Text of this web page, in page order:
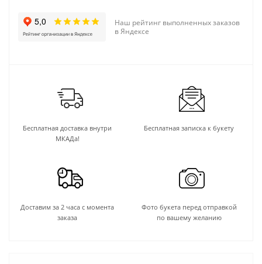
Наш рейтинг выполненных заказов
в Яндексе
Бесплатная доставка внутри
МКАДа!
Бесплатная записка к букету
Доставим за 2 часа с момента
заказа
Фото букета перед отправкой
по вашему желанию